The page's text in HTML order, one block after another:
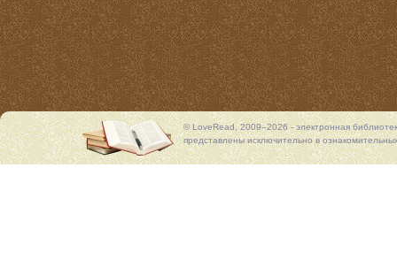
© LoveRead, 2009–2026 - электронная
представлены исключительно в